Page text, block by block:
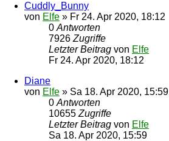
Cuddly_Bunny
von Elfe » Fr 24. Apr 2020, 18:12
0 Antworten
7926 Zugriffe
Letzter Beitrag von Elfe
Fr 24. Apr 2020, 18:12
Diane
von Elfe » Sa 18. Apr 2020, 15:59
0 Antworten
10655 Zugriffe
Letzter Beitrag von Elfe
Sa 18. Apr 2020, 15:59